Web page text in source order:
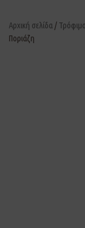
Αρχική σελίδα / Τρόφιμα
Ποριάζη